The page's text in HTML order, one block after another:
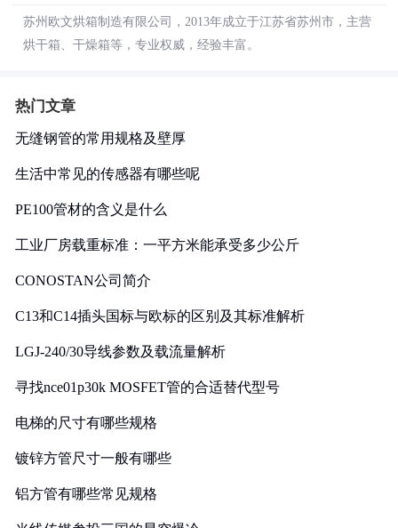
苏州欧文烘箱制造有限公司，2013年成立于江苏省苏州市，主营
烘干箱、干燥箱等，专业权威，经验丰富。
热门文章
无缝钢管的常用规格及壁厚
生活中常见的传感器有哪些呢
PE100管材的含义是什么
工业厂房载重标准：一平方米能承受多少公斤
CONOSTAN公司简介
C13和C14插头国标与欧标的区别及其标准解析
LGJ-240/30导线参数及载流量解析
寻找nce01p30k MOSFET管的合适替代型号
电梯的尺寸有哪些规格
镀锌方管尺寸一般有哪些
铝方管有哪些常见规格